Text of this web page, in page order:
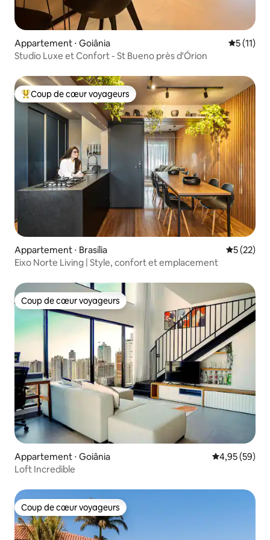
Appartement ⋅ Goiânia
5 (11)
Studio Luxe et Confort - St Bueno près d'Órion
Coups de cœur voyageurs les plus appréciés
Coup de cœur voyageurs
Appartement ⋅ Brasília
5 (22)
Eixo Norte Living | Style, confort et emplacement
Coup de cœur voyageurs
Coup de cœur voyageurs
Appartement ⋅ Goiânia Évaluation
4,95 (59)
Loft Incredible
Coup de cœur voyageurs
Coup de cœur voyageurs